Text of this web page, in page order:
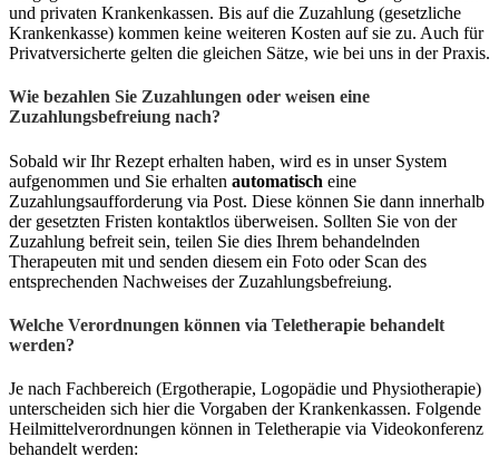
und privaten Krankenkassen. Bis auf die Zuzahlung (gesetzliche
Krankenkasse) kommen keine weiteren Kosten auf sie zu. Auch für
Privatversicherte gelten die gleichen Sätze, wie bei uns in der Praxis.
Wie bezahlen Sie Zuzahlungen oder weisen eine
Zuzahlungsbefreiung nach?
Sobald wir Ihr Rezept erhalten haben, wird es in unser System
aufgenommen und Sie erhalten automatisch eine
Zuzahlungsaufforderung via Post. Diese können Sie dann innerhalb
der gesetzten Fristen kontaktlos überweisen. Sollten Sie von der
Zuzahlung befreit sein, teilen Sie dies Ihrem behandelnden
Therapeuten mit und senden diesem ein Foto oder Scan des
entsprechenden Nachweises der Zuzahlungsbefreiung.
Welche Verordnungen können via Teletherapie behandelt
werden?
Je nach Fachbereich (Ergotherapie, Logopädie und Physiotherapie)
unterscheiden sich hier die Vorgaben der Krankenkassen. Folgende
Heilmittelverordnungen können in Teletherapie via Videokonferenz
behandelt werden: